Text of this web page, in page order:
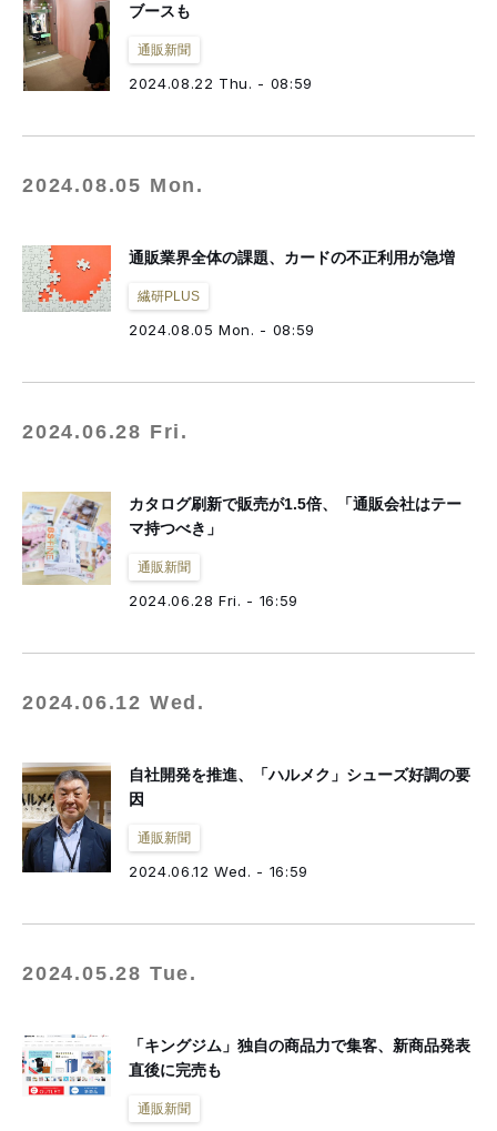
ブースも
通販新聞
2024.08.22 Thu. - 08:59
2024.08.05 Mon.
通販業界全体の課題、カードの不正利用が急増
繊研PLUS
2024.08.05 Mon. - 08:59
2024.06.28 Fri.
カタログ刷新で販売が1.5倍、「通販会社はテー
マ持つべき」
通販新聞
2024.06.28 Fri. - 16:59
2024.06.12 Wed.
自社開発を推進、「ハルメク」シューズ好調の要
因
通販新聞
2024.06.12 Wed. - 16:59
2024.05.28 Tue.
「キングジム」独自の商品力で集客、新商品発表
直後に完売も
通販新聞